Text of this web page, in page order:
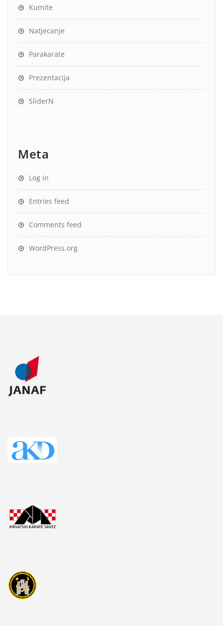
Kumite
Natjecanje
Parakarate
Prezentacija
SliderN
Meta
Log in
Entries feed
Comments feed
WordPress.org